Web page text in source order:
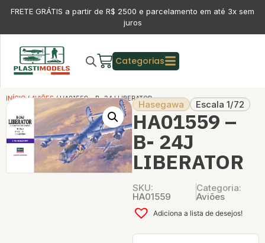
FRETE GRÁTIS a partir de R$ 2500 e parcelamento em até 3x sem
juros
Categorias
INÍCIO/AVIÕES/ HA01559 – B- 24J LIBERATOR
Hasegawa Escala 1/72
HA01559 –
B- 24J
LIBERATOR
SKU:
HA01559
Categoria:
Aviões
Adiciona a lista de desejos!